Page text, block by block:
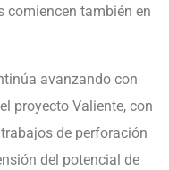
comiencen también en
avanzando con
proyecto Valiente, con
de perforación
del potencial de